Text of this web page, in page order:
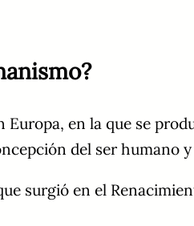
Europa, en la que se
del ser
surgió en el